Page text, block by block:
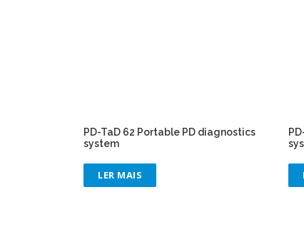
PD-TaD 62 Portable PD diagnostics
system
LER MAIS